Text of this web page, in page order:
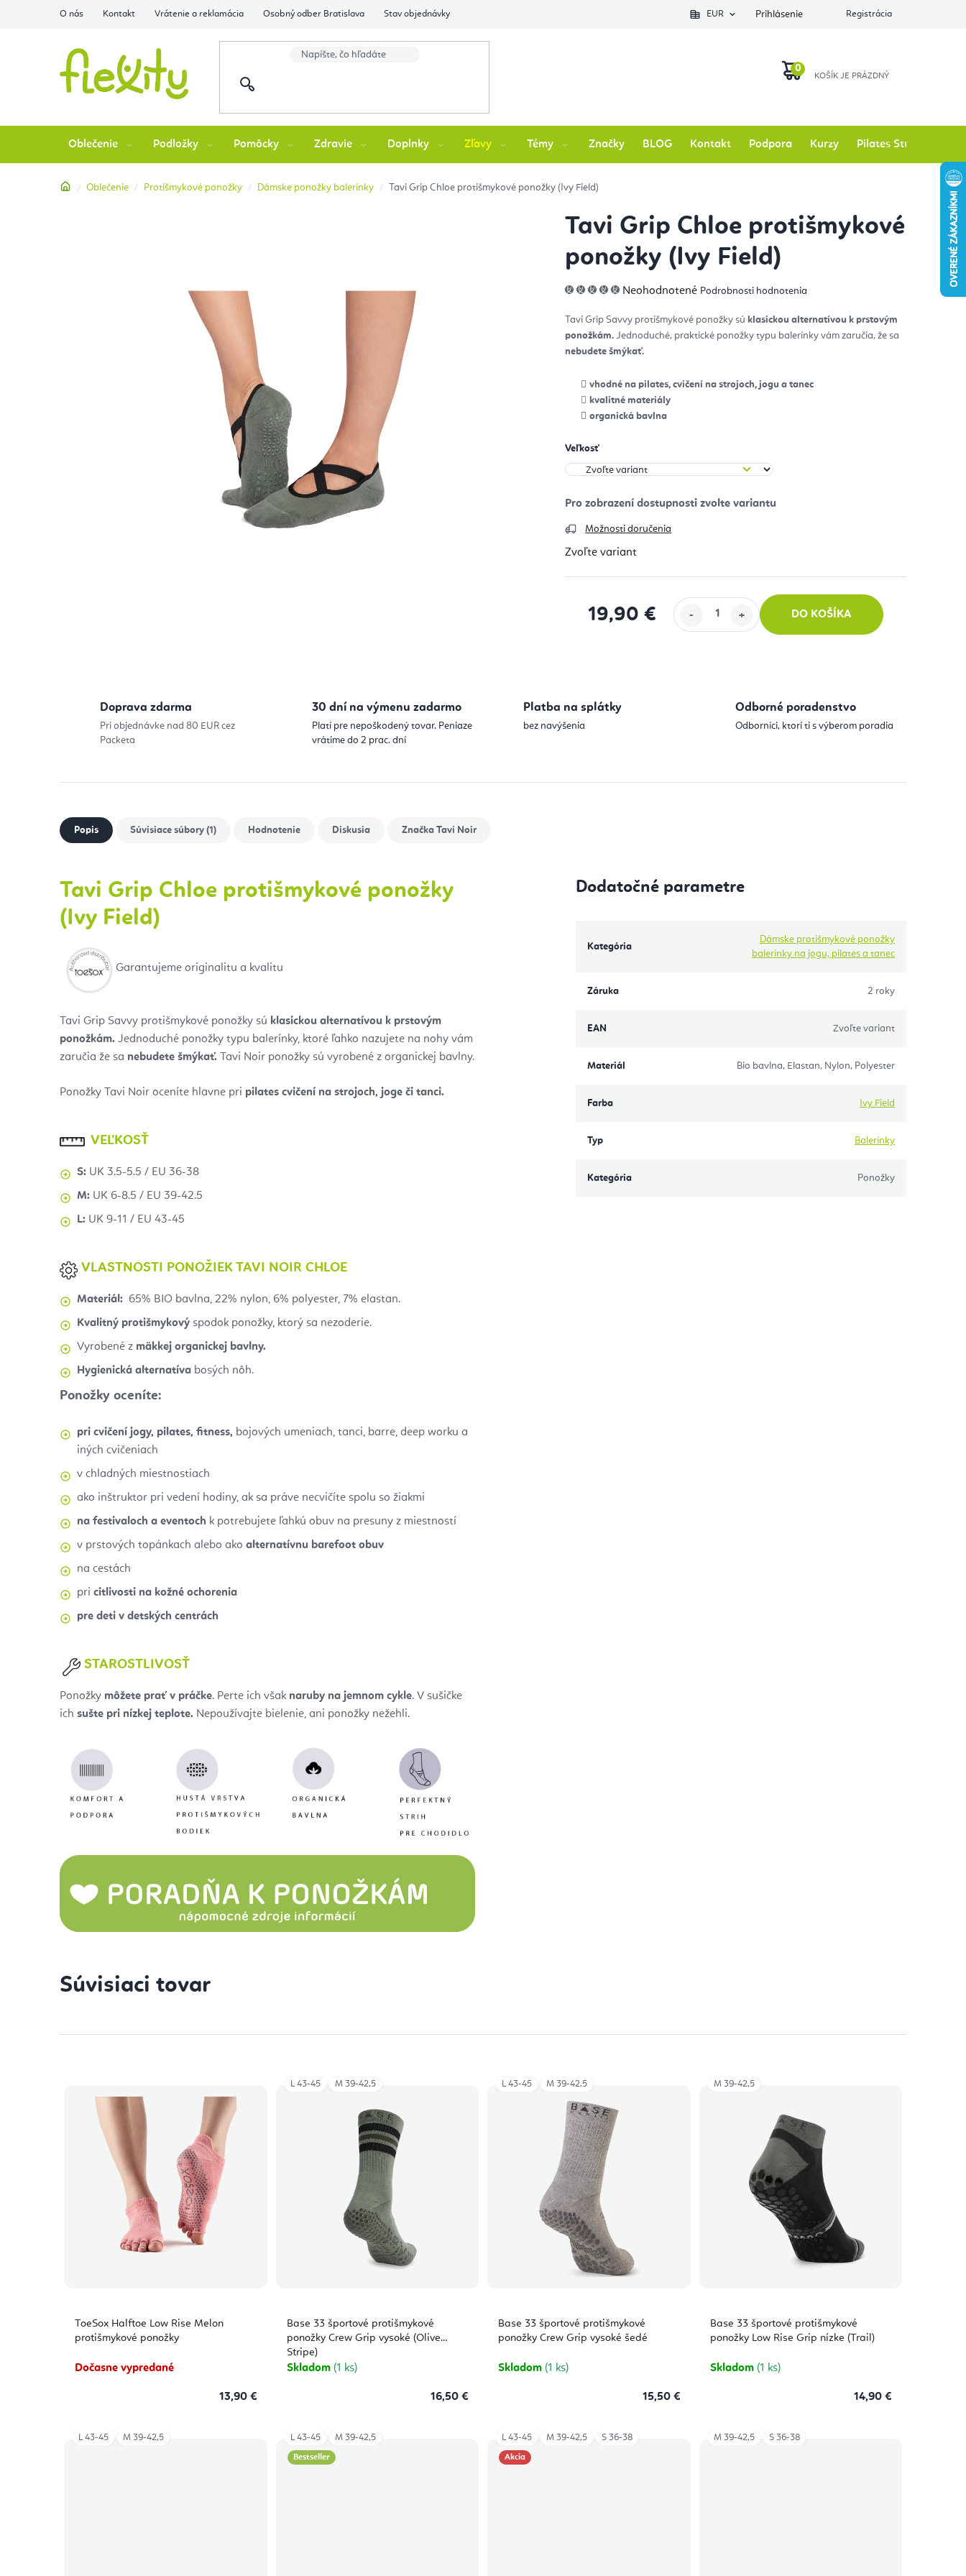
O nás Kontakt Vrátenie a reklamácia Osobný odber Bratislava Stav objednávky EUR Prihlásenie Registrácia
KOŠÍK
Oblečenie Podložky Pomôcky Zdravie Doplnky Zľavy Témy Značky BLOG Kontakt Podpora Kurzy Pilates Studio
Domov
Oblečenie Protišmykové ponožky Dámske ponožky balerínky Tavi Grip Chloe protišmykové ponožky (Ivy Field)
Tavi Grip Chloe protišmykové
ponožky (Ivy Field)
Priemerné
hodnotenie
0,0
5
hviezdičiek.
Neohodnotené Podrobnosti hodnotenia
Tavi Grip Savvy protišmykové ponožky sú klasickou alternatívou k prstovým
ponožkám. Jednoduché, praktické ponožky typu balerínky vám zaručia, že sa
nebudete šmýkať.
vhodné na pilates, cvičení na strojoch, jogu a tanec
kvalitné materiály
organická bavlna
Veľkosť
Možnosti doručenia
Zvoľte variant
19,90 € DO KOŠÍKA
Doprava zdarma
Pri objednávke nad 80 EUR cez
Packeta
30 dní na výmenu zadarmo
Platí pre nepoškodený tovar. Peniaze
vrátime do 2 prac. dní
Platba na splátky
bez navýšenia
Odborné poradenstvo
Odborníci, ktorí ti s výberom poradia
Popis Súvisiace súbory (1) Hodnotenie Diskusia Značka Tavi Noir
Tavi Grip Chloe protišmykové ponožky
(Ivy Field)
Garantujeme originalitu a kvalitu
Tavi Grip Savvy protišmykové ponožky sú klasickou alternatívou k prstovým
ponožkám. Jednoduché ponožky typu balerínky, ktoré ľahko nazujete na nohy vám
zaručia že sa nebudete šmýkať. Tavi Noir ponožky sú vyrobené z organickej bavlny.
Ponožky Tavi Noir oceníte hlavne pri pilates cvičení na strojoch, joge či tanci.
VEĽKOSŤ
S: UK 3.5-5.5 / EU 36-38
M: UK 6-8.5 / EU 39-42.5
L: UK 9-11 / EU 43-45
VLASTNOSTI PONOŽIEK TAVI NOIR CHLOE
Materiál: 65% BIO bavlna, 22% nylon, 6% polyester, 7% elastan.
Kvalitný protišmykový spodok ponožky, ktorý sa nezoderie.
Vyrobené z mäkkej organickej bavlny.
Hygienická alternatíva bosých nôh.
Ponožky oceníte:
pri cvičení jogy, pilates, fitness, bojových umeniach, tanci, barre, deep worku a
iných cvičeniach
v chladných miestnostiach
ako inštruktor pri vedení hodiny, ak sa práve necvičíte spolu so žiakmi
na festivaloch a eventoch k potrebujete ľahkú obuv na presuny z miestností
v prstových topánkach alebo ako alternatívnu barefoot obuv
na cestách
pri citlivosti na kožné ochorenia
pre deti v detských centrách
STAROSTLIVOSŤ
Ponožky môžete prať v práčke. Perte ich však naruby na jemnom cykle. V sušičke
ich sušte pri nízkej teplote. Nepoužívajte bielenie, ani ponožky nežehli.
Dodatočné parametre
Kategória
Dámske protišmykové ponožky
balerínky na jogu, pilates a tanec
Záruka 2 roky
EAN Zvoľte variant
Materiál Bio bavlna, Elastan, Nylon, Polyester
Farba Ivy Field
Typ Balerínky
Kategória Ponožky
Súvisiaci tovar
ToeSox Halftoe Low Rise Melon
protišmykové ponožky
Dočasne vypredané
13,90 €
Base 33 športové protišmykové
ponožky Crew Grip vysoké (Olive
Stripe)
Skladom (1 ks)
16,50 €
L 43-45 M 39-42,5
Base 33 športové protišmykové
ponožky Crew Grip vysoké šedé
Skladom (1 ks)
15,50 €
L 43-45 M 39-42,5
Base 33 športové protišmykové
ponožky Low Rise Grip nízke (Trail)
Skladom (1 ks)
14,90 €
M 39-42,5
L 43-45 M 39-42,5
Bestseller
L 43-45 M 39-42,5
Akcia
L 43-45 M 39-42,5 S 36-38 M 39-42,5 S 36-38